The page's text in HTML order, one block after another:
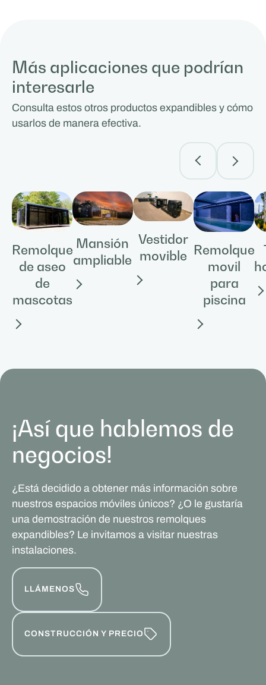
Más aplicaciones que podrían
interesarle
Consulta estos otros productos expandibles y cómo
usarlos de manera efectiva.
Remolque
de aseo
de
mascotas
Mansión
ampliable
Vestidor
movible Remolque
movil
para
piscina
¡Así que hablemos de
negocios!
¿Está decidido a obtener más información sobre
nuestros espacios móviles únicos? ¿O le gustaría
una demostración de nuestros remolques
expandibles? Le invitamos a visitar nuestras
instalaciones.
LLÁMENOS
CONSTRUCCIÓN Y PRECIO